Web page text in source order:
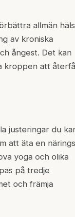
allmän
av kroniska
ångest. Det kan
kroppen att återfå
justeringar du
att äta en
yoga och olika
på tredje
och främja